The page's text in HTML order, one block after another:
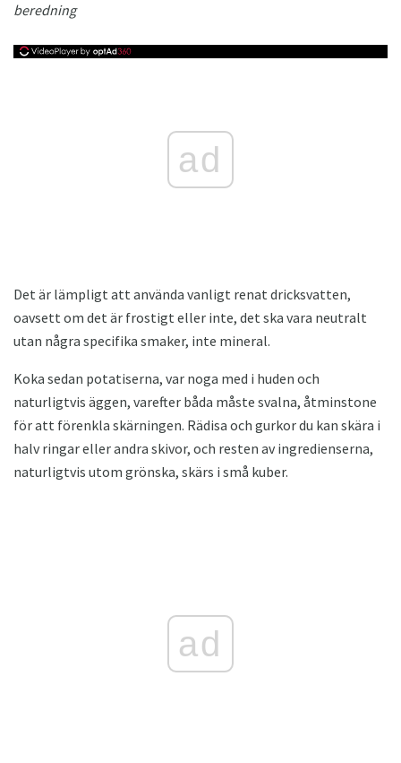
beredning
ad
Det är lämpligt att använda vanligt renat dricksvatten,
oavsett om det är frostigt eller inte, det ska vara neutralt
utan några specifika smaker, inte mineral.
Koka sedan potatiserna, var noga med i huden och
naturligtvis äggen, varefter båda måste svalna, åtminstone
för att förenkla skärningen. Rädisa och gurkor du kan skära i
halv ringar eller andra skivor, och resten av ingredienserna,
naturligtvis utom grönska, skärs i små kuber.
ad